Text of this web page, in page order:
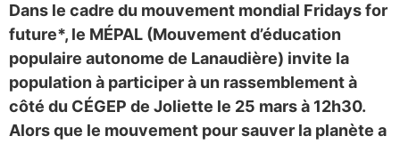
Dans le cadre du mouvement mondial Fridays for
future*, le MÉPAL (Mouvement d’éducation
populaire autonome de Lanaudière) invite la
population à participer à un rassemblement à
côté du CÉGEP de Joliette le 25 mars à 12h30.
Alors que le mouvement pour sauver la planète a